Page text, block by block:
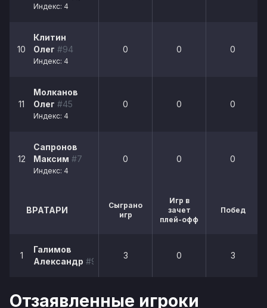
Индекс: 4
10
Клитин
Олег #94
Индекс: 4
0 0 0
11
Молканов
Олег #45
Индекс: 4
0 0 0
12
Сапронов
Максим #7
Индекс: 4
0 0 0
ВРАТАРИ
Сыграно
игр
Игр в
зачет
плей-офф
Побед
1
Галимов
Александр #90
3 0 3
Отзаявленные игроки